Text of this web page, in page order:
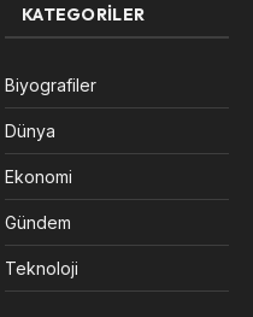
KATEGORILER
Biyografiler
Dünya
Ekonomi
Gündem
Teknoloji